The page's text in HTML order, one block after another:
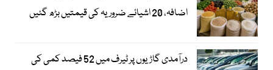
اضافہ، 20 اشیائے ضروریہ کی قیمتیں بڑھ گئیں
درآمدی گاڑیوں پر ٹیرف میں 52 فیصد کمی کی